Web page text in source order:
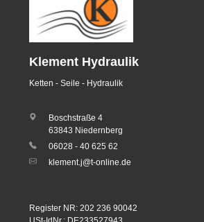
Klement Hydraulik
Ketten - Seile - Hydraulik
Boschstraße 4
63843 Niedernberg
06028 - 40 625 62
klement.j@t-online.de
Register NR: 202 236 90042